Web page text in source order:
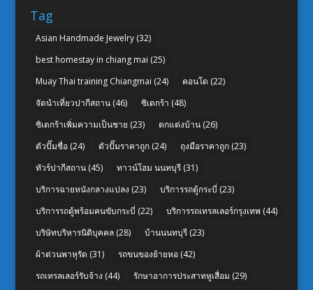
Tag
Asian Handmade Jewelry(32)
best homestay in chiang mai (25)
Muay Thai training Chiangmai (24) คอนโด (22)
จัดนำเที่ยวปากีสถาน(46) ซิเดกร้า (48)
ซิเดกร้าเพิ่มความเป็นชาย (23) ตกแต่งบ้าน(26)
ตัวปั๊มชื่อ(24) ตัวปั๊มราคาถูก(24) ถุงมือราคาถูก(23)
ทัวร์ปากีสถาน(45) ทาวน์โฮม นนทบุรี(31)
บริการฉายหนังกลางแปลง (23) บริการรถตู้กระบี่ (23)
บริการรถตู้พร้อมคนขับกระบี่ (22) บริการรถเทรลเลอร์กรุงเทพ (44)
บริษัทบริหารนิติบุคคล(28) บ้านนนทบุรี(23)
ผ้าต่วนพาหุรัด (31) รถขนของย้ายหอ(42)
รถเทรลเลอร์รับจ้าง (44) รักษาอาการประสาทหูเสื่อม (29)